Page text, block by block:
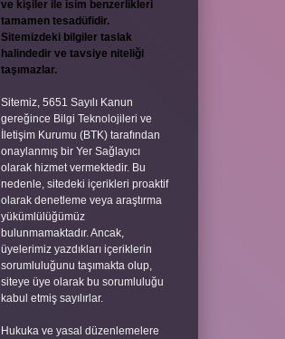
ve kişiler ile isim benzerlikleri
tamamen tesadüfidir.
Sitemizdeki bilgiler taslak
halindedir ve tavsiye niteliği
taşımazlar.
Sitemiz, 5651 Sayılı Kanun
gereğince Bilgi Teknolojileri ve
İletişim Kurumu (BTK) tarafından
onaylanmış bir Yer Sağlayıcı
olarak hizmet vermektedir. Bu
nedenle, sitedeki içerikleri proaktif
olarak denetleme veya araştırma
yükümlülüğümüz
bulunmamaktadır. Ancak,
üyelerimiz yazdıkları içeriklerin
sorumluluğunu taşımakta olup,
siteye üye olarak bu sorumluluğu
kabul etmiş sayılırlar.
Hukuka ve yasal düzenlemelere